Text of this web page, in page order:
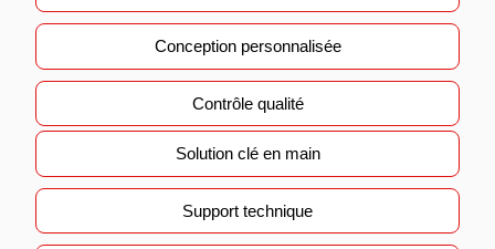
Conception personnalisée
Contrôle qualité
Solution clé en main
Support technique